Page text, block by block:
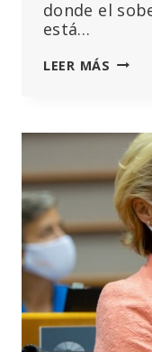
donde el
está…
LEER MÁS
DE